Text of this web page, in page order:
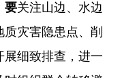
要关注山边、水边
灾害隐患点、削
细致排查，进一